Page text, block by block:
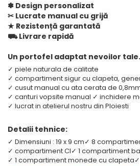
✽ Design personalizat
✂︎ Lucrate manual cu grijă
★ Rezistență garantată
⛟ Livrare rapidă
Un portofel adaptat nevoilor tale.
✓ piele naturala de calitate
✓ compartiment sigur cu clapeta,
✓ cusut manual cu ata cerata de
✓ canturi vopsite manual ✓ inchidere
✓ lucrat in atelierul nostru din Ploiesti
Detalii tehnice:
✓ Dimensiuni : 19 x 9 cm✓ 8
✓ compartiment CI✓ 1 compartiment
✓ 1 compartiment monede cu clapeta